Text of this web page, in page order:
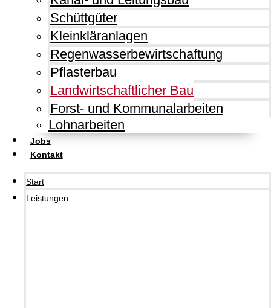
Schüttgüter
Kleinkläranlagen
Regenwasserbewirtschaftung
Pflasterbau
Landwirtschaftlicher Bau
Forst- und Kommunalarbeiten
Lohnarbeiten
Jobs
Kontakt
Start
Leistungen